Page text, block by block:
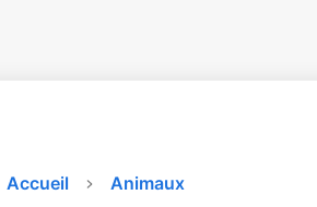
Accueil Animaux